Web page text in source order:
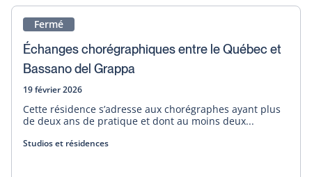
Fermé
Échanges chorégraphiques entre le Québec et
Bassano del Grappa
19 février 2026
Cette résidence s’adresse aux chorégraphes ayant plus
de deux ans de pratique et dont au moins deux...
Studios et résidences